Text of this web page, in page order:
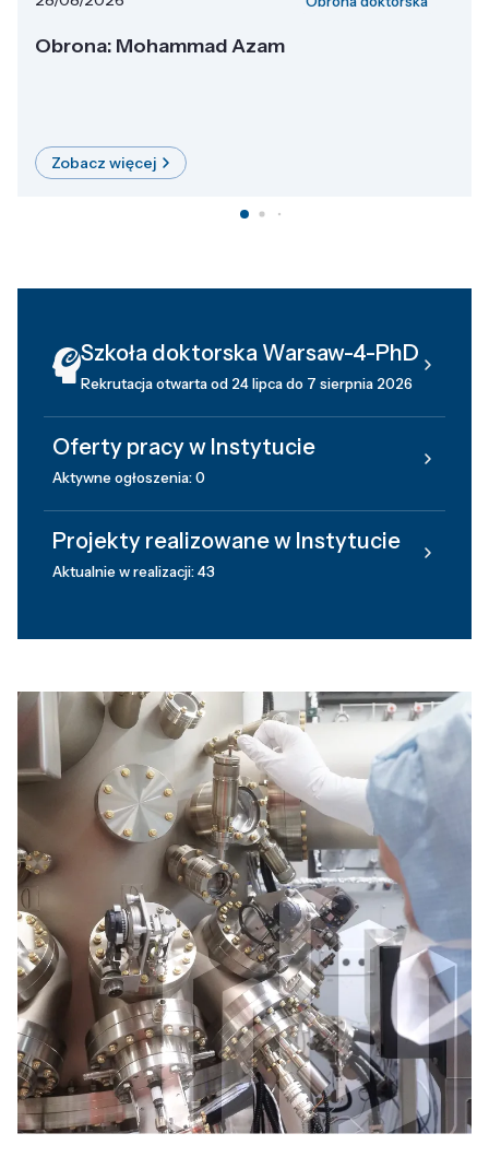
Obrona: Mohammad Azam
Zobacz więcej
Szkoła doktorska Warsaw-4-PhD
Rekrutacja otwarta od 24 lipca do 7 sierpnia 2026
Oferty pracy w Instytucie
Aktywne ogłoszenia: 0
Projekty realizowane w Instytucie
Aktualnie w realizacji: 43